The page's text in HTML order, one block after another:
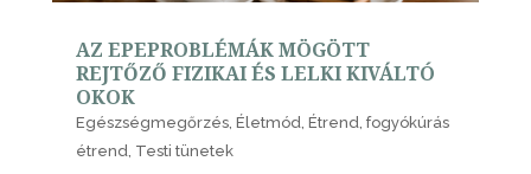
AZ EPEPROBLÉMÁK MÖGÖTT
REJTŐZŐ FIZIKAI ÉS LELKI KIVÁLTÓ
OKOK
Egészségmegőrzés, Életmód, Étrend, fogyókúrás
étrend, Testi tünetek